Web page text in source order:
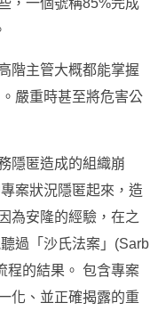
，一個號稱85%完成
階主管大概都能掌握
嚴重時甚至將危害公
隱匿造成的組織崩
案狀況隱匿起來，造
為安隆的經驗，在之
過「沙氏法案」(Sarb
程的結果。 包含專案
化、並正確揭露的重